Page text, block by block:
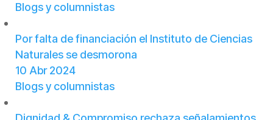
Blogs y columnistas
Por falta de financiación el Instituto de Ciencias
Naturales se desmorona
10 Abr 2024
Blogs y columnistas